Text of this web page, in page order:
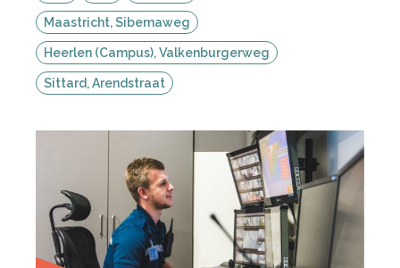
Maastricht, Sibemaweg
Heerlen (Campus), Valkenburgerweg
Sittard, Arendstraat